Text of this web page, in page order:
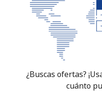
¿Buscas ofertas?
cuánto